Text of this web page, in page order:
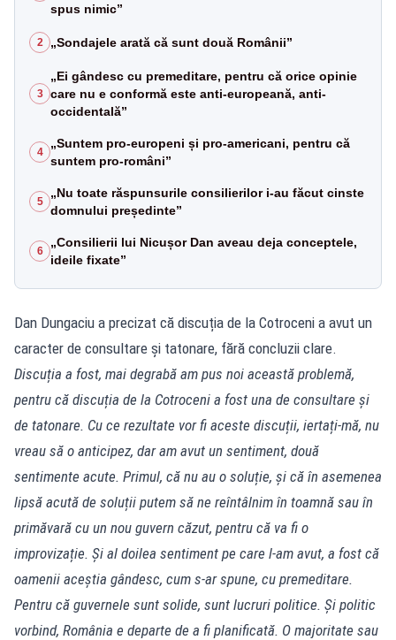
spus nimic”
2 „Sondajele arată că sunt două Românii”
3
„Ei gândesc cu premeditare, pentru că orice opinie
care nu e conformă este anti-europeană, anti-
occidentală”
4
„Suntem pro-europeni și pro-americani, pentru că
suntem pro-români”
5
„Nu toate răspunsurile consilierilor i-au făcut cinste
domnului președinte”
6
„Consilierii lui Nicușor Dan aveau deja conceptele,
ideile fixate”
Dan Dungaciu a precizat că discuția de la Cotroceni a avut un
caracter de consultare și tatonare, fără concluzii clare.
Discuția a fost, mai degrabă am pus noi această problemă,
pentru că discuția de la Cotroceni a fost una de consultare și
de tatonare. Cu ce rezultate vor fi aceste discuții, iertați-mă, nu
vreau să o anticipez, dar am avut un sentiment, două
sentimente acute. Primul, că nu au o soluție, și că în asemenea
lipsă acută de soluții putem să ne reîntâlnim în toamnă sau în
primăvară cu un nou guvern căzut, pentru că va fi o
improvizație. Și al doilea sentiment pe care l-am avut, a fost că
oamenii aceștia gândesc, cum s-ar spune, cu premeditare.
Pentru că guvernele sunt solide, sunt lucruri politice. Și politic
vorbind, România e departe de a fi planificată. O majoritate sau